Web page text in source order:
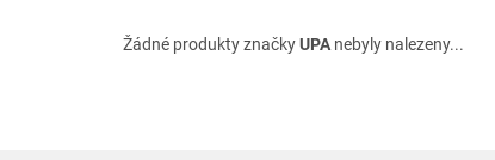
Žádné produkty značkyUPAnebyly nalezeny...